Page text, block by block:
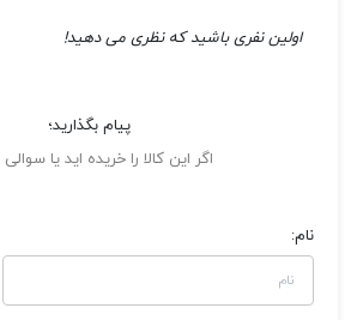
اولین نفری باشید که نظری می دهید!
پیام بگذارید؛
اگر این کالا را خریده اید یا سوالی
نام: